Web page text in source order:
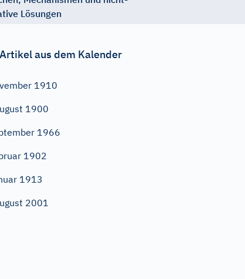
Lösungen
aus dem Kalender
1910
1900
1966
1902
1913
2001